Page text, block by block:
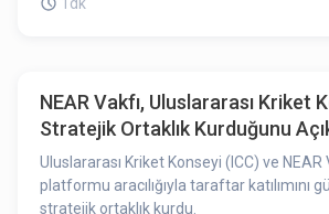
NEAR Vakfı, Uluslararası Kriket
Stratejik Ortaklık Kurduğunu
Uluslararası Kriket Konseyi (ICC) ve NEAR
platformu aracılığıyla taraftar katılımını
stratejik ortaklık kurdu.